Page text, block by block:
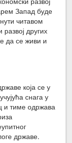
Запад буде
читавом
других
да се живи и
која се у
снага у
и тиме одржава
државе.